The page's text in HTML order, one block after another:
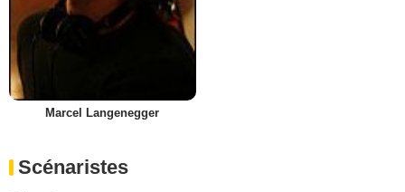
Marcel Langenegger
Scénaristes